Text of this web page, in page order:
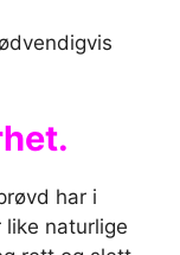
har i
naturlige